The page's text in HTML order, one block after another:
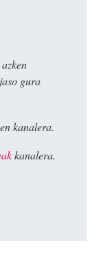
gura
kanalera.
kanalera.